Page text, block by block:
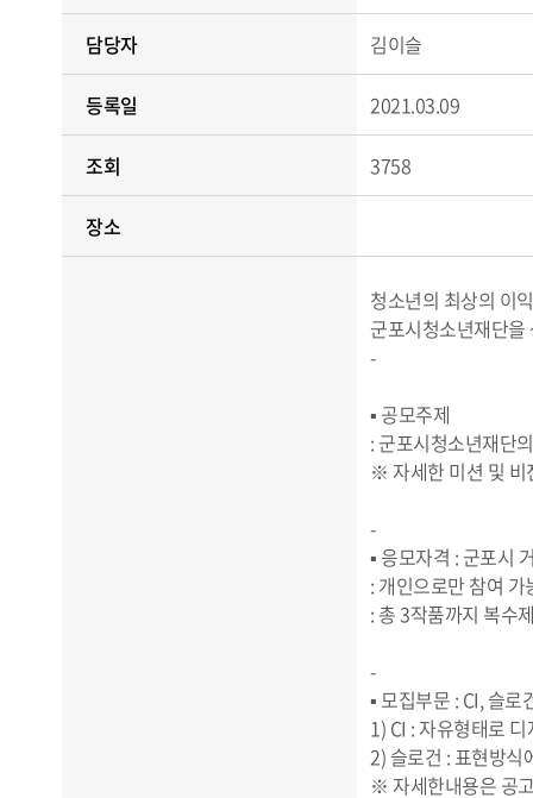
담당자 김이슬
등록일 2021.03.09
조회 3758
장소
청소년의 최상의 이
군포시청소년재단을
-
▪ 공모주제
: 군포시청소년재단
※ 자세한 미션 및 비
-
▪ 응모자격 : 군포시
: 개인으로만 참여 가
: 총 3작품까지 복수
-
▪ 모집부문 : CI, 슬로
1) CI : 자유형태로
2) 슬로건 : 표현방식
※ 자세한내용은 공